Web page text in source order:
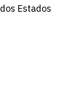
Estados